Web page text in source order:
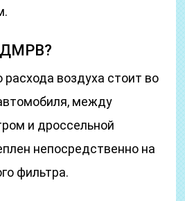
ДМРВ?
воздуха стоит во
между
и дроссельной
непосредственно на
фильтра.